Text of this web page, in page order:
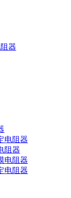
器
电阻器
阻器
电阻器
电阻器